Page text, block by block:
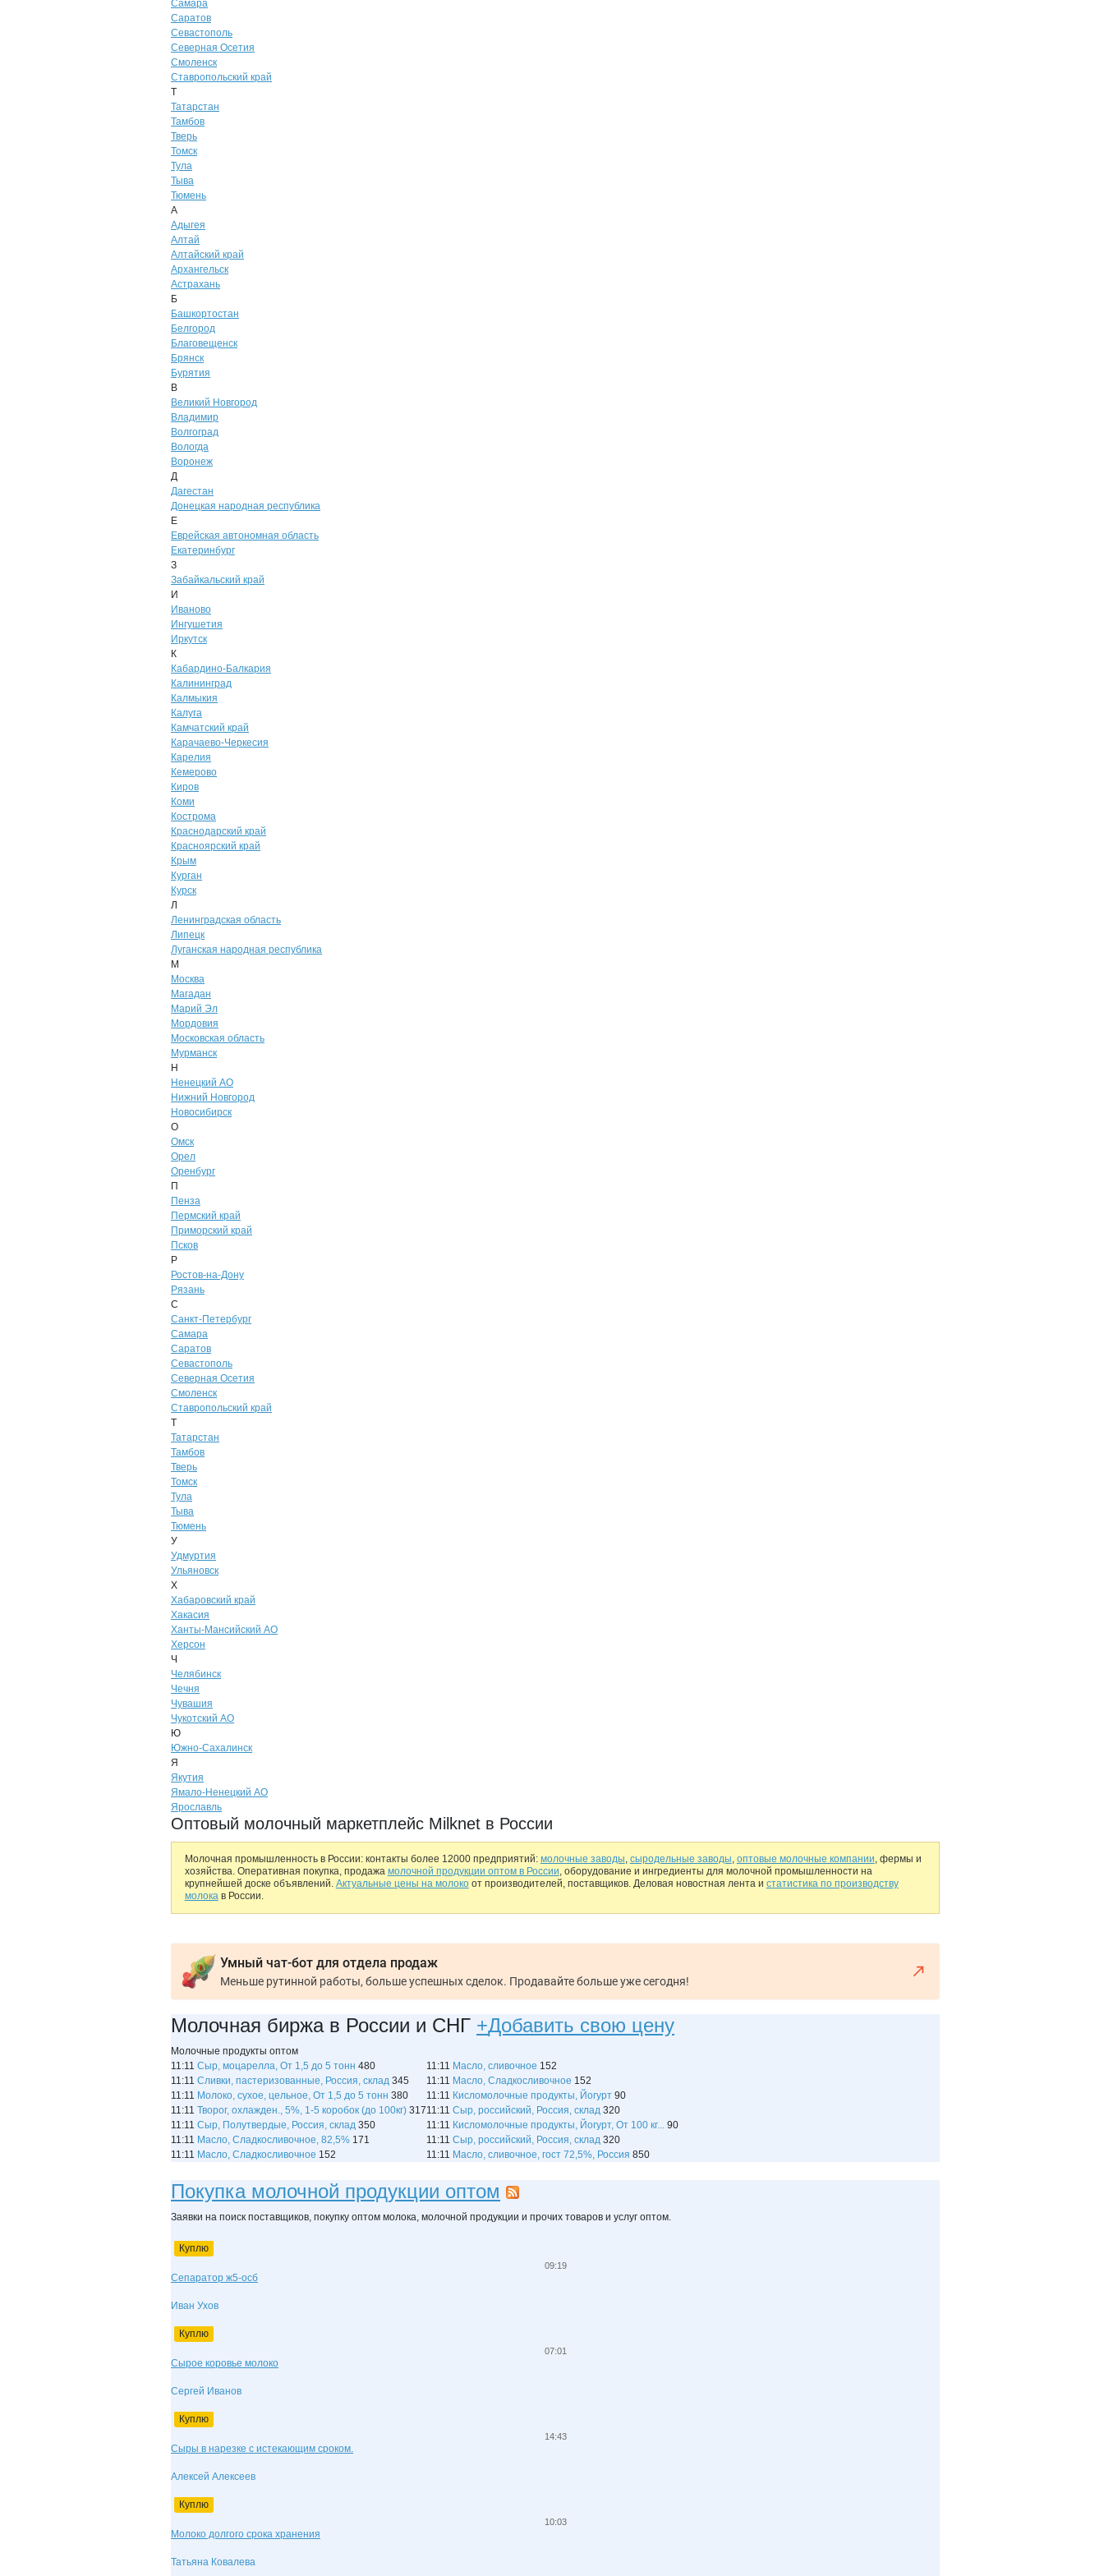
Самара
Саратов
Севастополь
Северная Осетия
Смоленск
Ставропольский край
Т
Татарстан
Тамбов
Тверь
Томск
Тула
Тыва
Тюмень
А
Адыгея
Алтай
Алтайский край
Архангельск
Астрахань
Б
Башкортостан
Белгород
Благовещенск
Брянск
Бурятия
В
Великий Новгород
Владимир
Волгоград
Вологда
Воронеж
Д
Дагестан
Донецкая народная республика
Е
Еврейская автономная область
Екатеринбург
З
Забайкальский край
И
Иваново
Ингушетия
Иркутск
К
Кабардино-Балкария
Калининград
Калмыкия
Калуга
Камчатский край
Карачаево-Черкесия
Карелия
Кемерово
Киров
Коми
Кострома
Краснодарский край
Красноярский край
Крым
Курган
Курск
Л
Ленинградская область
Липецк
Луганская народная республика
М
Москва
Магадан
Марий Эл
Мордовия
Московская область
Мурманск
Н
Ненецкий АО
Нижний Новгород
Новосибирск
О
Омск
Орел
Оренбург
П
Пенза
Пермский край
Приморский край
Псков
Р
Ростов-на-Дону
Рязань
С
Санкт-Петербург
Самара
Саратов
Севастополь
Северная Осетия
Смоленск
Ставропольский край
Т
Татарстан
Тамбов
Тверь
Томск
Тула
Тыва
Тюмень
У
Удмуртия
Ульяновск
Х
Хабаровский край
Хакасия
Ханты-Мансийский АО
Херсон
Ч
Челябинск
Чечня
Чувашия
Чукотский АО
Ю
Южно-Сахалинск
Я
Якутия
Ямало-Ненецкий АО
Ярославль
Оптовый молочный маркетплейс Milknet в России
Молочная промышленность в России: контакты более 12000 предприятий: молочные заводы, сыродельные заводы, оптовые молочные компании, фермы и
хозяйства. Оперативная покупка, продажа молочной продукции оптом в России, оборудование и ингредиенты для молочной промышленности на
крупнейшей доске объявлений. Актуальные цены на молокоот производителей, поставщиков. Деловая новостная лента и статистика по производству
молокав России.
Умный чат-бот для отдела продаж
Меньше рутинной работы, больше успешных сделок. Продавайте больше уже сегодня!
Молочная биржа в России и СНГ +Добавить свою цену
Молочные продукты оптом
11:11 Сыр, моцарелла, От 1,5 до 5 тонн 480
11:11 Сливки, пастеризованные, Россия, склад 345
11:11 Молоко, сухое, цельное, От 1,5 до 5 тонн 380
11:11 Творог, охлажден., 5%, 1-5 коробок (до 100кг) 317
11:11 Сыр, Полутвердые, Россия, склад 350
11:11 Масло, Сладкосливочное, 82,5% 171
11:11 Масло, Сладкосливочное 152
11:11 Масло, сливочное 152
11:11 Масло, Сладкосливочное 152
11:11 Кисломолочные продукты, Йогурт 90
11:11 Сыр, российский, Россия, склад 320
11:11 Кисломолочные продукты, Йогурт, От 100 кг...
90
11:11 Сыр, российский, Россия, склад 320
11:11 Масло, сливочное, гост 72,5%, Россия 850
Покупка молочной продукции оптом
Заявки на поиск поставщиков, покупку оптом молока, молочной продукции и прочих товаров и услуг оптом.
Куплю
09:19
Сепаратор ж5-осб
Иван Ухов
Куплю
07:01
Сырое коровье молоко
Сергей Иванов
Куплю
14:43
Сыры в нарезке с истекающим сроком.
Алексей Алексеев
Куплю
10:03
Молоко долгого срока хранения
Татьяна Ковалева